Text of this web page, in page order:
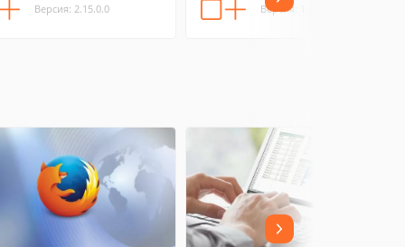
Версия: 2.15.0.0 Версия: 1.1.0.0